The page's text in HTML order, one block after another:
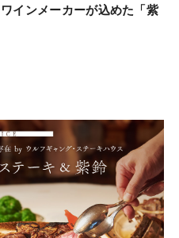
インメーカーが込めた「紫